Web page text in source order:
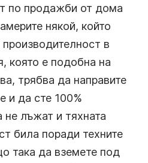
по продажби от дома
някой, който
в
която е подобна на
трябва да направите
и да сте 100%
не лъжат и тяхната
била поради техните
така да вземете под